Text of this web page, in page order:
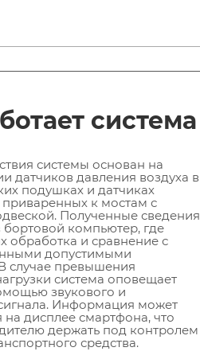
система
системы основан на
датчиков давления воздуха в
подушках и датчиках
к мостам с
Полученные сведения
бортовой компьютер, где
обработка и сравнение с
допустимыми
случае превышения
система оповещает
звукового и
Информация может
на дисплее смартфона, что
держать под контролем
средства.